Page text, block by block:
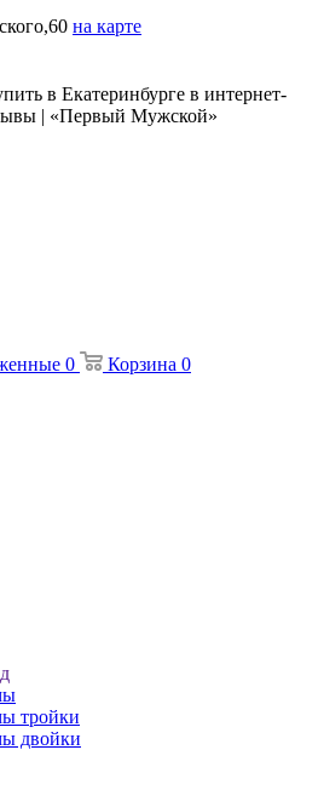
на карте
в Екатеринбурге в интернет-
| «Первый Мужской»
0 Корзина 0
тройки
двойки